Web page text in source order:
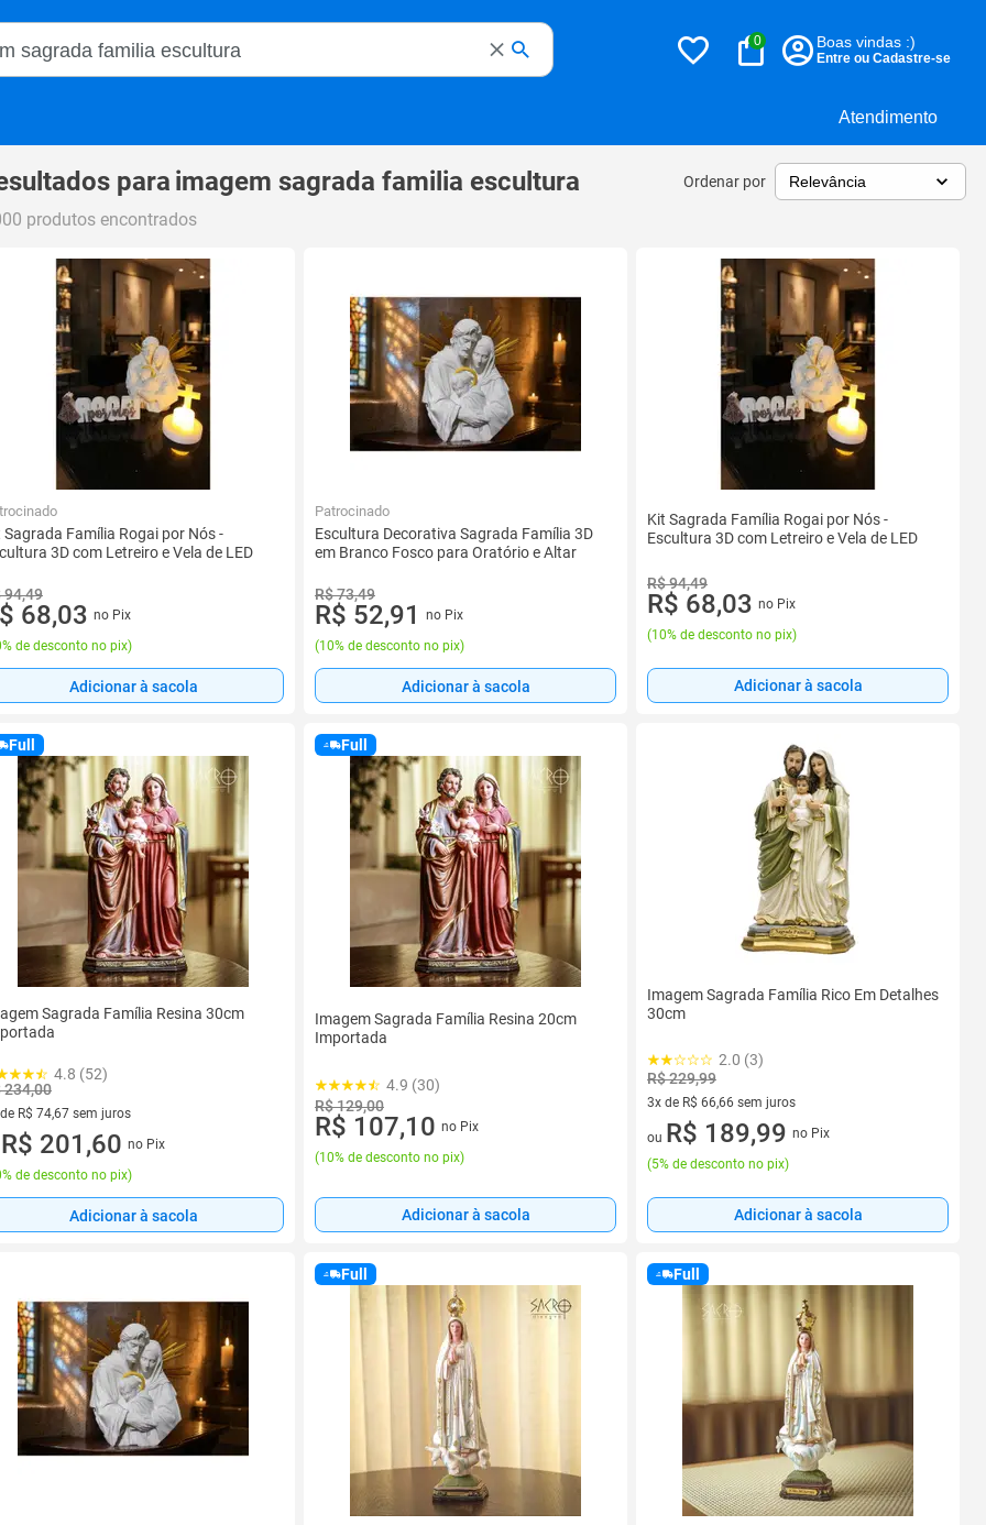
Atendimento
Magalu
0 Boas vindas :)
Entre ou Cadastre-se
para imagem sagrada familia escultura Ordenar por
produtos encontrados
Sagrada Família Rogai por Nós -
3D com Letreiro e Vela de LED
94,49
68,03 no Pix
de desconto no pix)
Adicionar à sacola
Patrocinado
Escultura Decorativa Sagrada Família 3D
em Branco Fosco para Oratório e Altar
R$ 73,49
R$ 52,91
no Pix
(10% de desconto no pix)
Adicionar à sacola
Kit Sagrada Família Rogai por Nós -
Escultura 3D com Letreiro e Vela de LED
R$ 94,49
R$ 68,03 no Pix
(10% de desconto no pix)
Adicionar à sacola
Full
Sagrada Família Resina 30cm
4.8 (52)
234,00
R$ 74,67 sem juros
de R$ 74,67 sem juros
R$ 201,60 no Pix
de desconto no pix)
Adicionar à sacola
Full
Imagem Sagrada Família Resina 20cm
Importada
4.9 (30)
R$ 129,00
R$ 107,10 no Pix
(10% de desconto no pix)
Adicionar à sacola
Imagem Sagrada Família Rico Em Detalhes
30cm
2.0 (3)
R$ 229,99
3x de R$ 66,66 sem juros
3 vez de R$ 66,66 sem juros
ou R$ 189,99 no Pix
(5% de desconto no pix)
Adicionar à sacola
Full Full